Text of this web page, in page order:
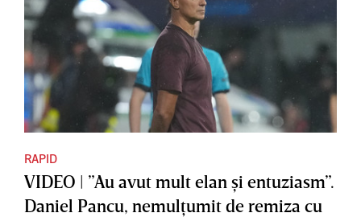
RAPID
VIDEO | ”Au avut mult elan şi entuziasm”.
Daniel Pancu, nemulţumit de remiza cu